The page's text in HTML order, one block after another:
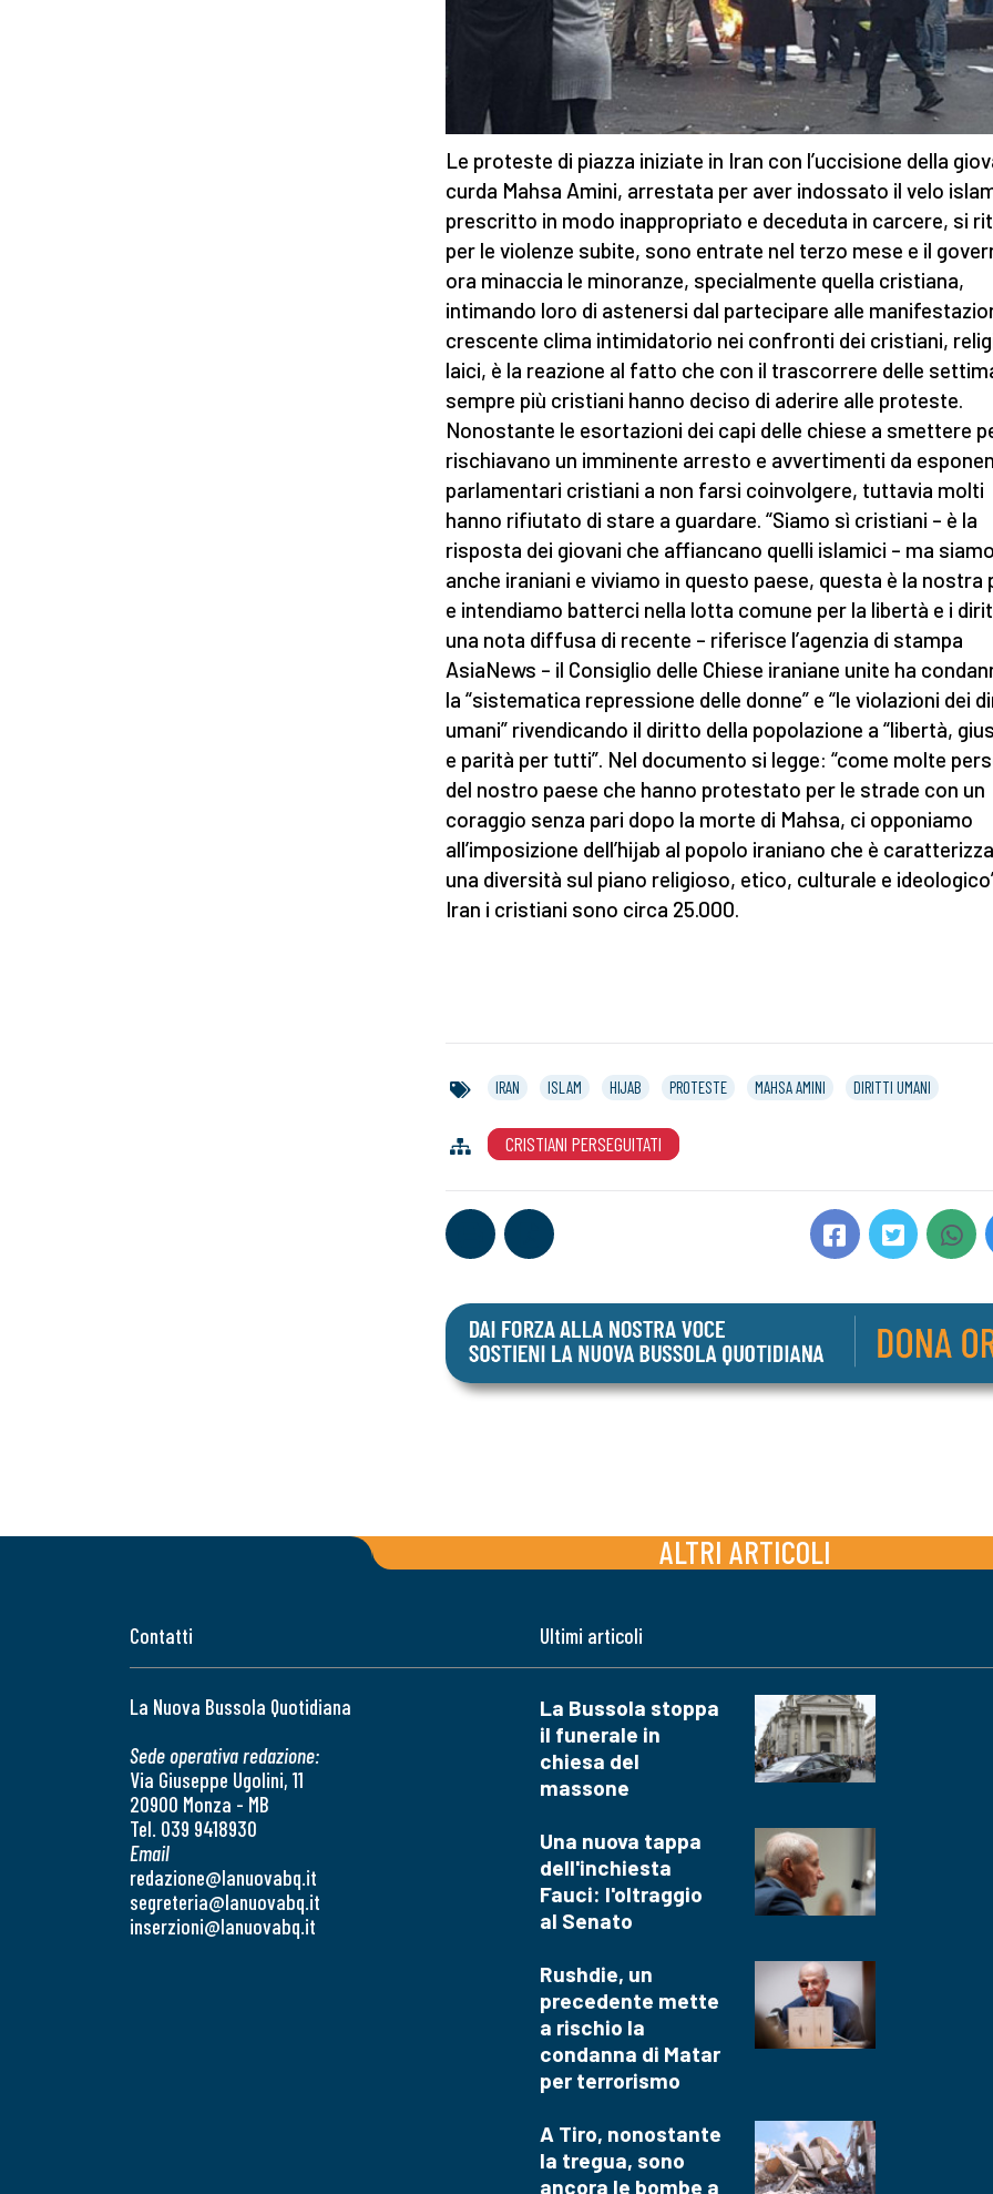
Le proteste di piazza iniziate in Iran con l’uccisione della
curda Mahsa Amini, arrestata per aver indossato il velo
prescritto in modo inappropriato e deceduta in carcere, si
per le violenze subite, sono entrate nel terzo mese e il
ora minaccia le minoranze, specialmente quella cristiana,
intimando loro di astenersi dal partecipare alle
crescente clima intimidatorio nei confronti dei cristiani,
laici, è la reazione al fatto che con il trascorrere delle
sempre più cristiani hanno deciso di aderire alle proteste.
Nonostante le esortazioni dei capi delle chiese a smettere
rischiavano un imminente arresto e avvertimenti da
parlamentari cristiani a non farsi coinvolgere, tuttavia molti
hanno rifiutato di stare a guardare. “Siamo sì cristiani – è la
risposta dei giovani che affiancano quelli islamici – ma siamo
anche iraniani e viviamo in questo paese, questa è la nostra
e intendiamo batterci nella lotta comune per la libertà e i
una nota diffusa di recente – riferisce l’agenzia di stampa
AsiaNews – il Consiglio delle Chiese iraniane unite ha
la “sistematica repressione delle donne” e “le violazioni dei
umani” rivendicando il diritto della popolazione a “libertà,
e parità per tutti”. Nel documento si legge: “come molte
del nostro paese che hanno protestato per le strade con un
coraggio senza pari dopo la morte di Mahsa, ci opponiamo
all’imposizione dell’hijab al popolo iraniano che è
una diversità sul piano religioso, etico, culturale e
Iran i cristiani sono circa 25.000.
IRAN ISLAM HIJAB PROTESTE MAHSA AMINI DIRITTI UMANI
CRISTIANI PERSEGUITATI
ALTRI ARTICOLI
Contatti
La Nuova Bussola Quotidiana
Sede operativa redazione:
Via Giuseppe Ugolini, 11
20900 Monza - MB
Tel. 039 9418930
Email
redazione@lanuovabq.it
segreteria@lanuovabq.it
inserzioni@lanuovabq.it
Ultimi articoli
La Bussola stoppa
il funerale in
chiesa del
massone
Una nuova tappa
dell'inchiesta
Fauci: l'oltraggio
al Senato
Rushdie, un
precedente mette
a rischio la
condanna di Matar
per terrorismo
A Tiro, nonostante
la tregua, sono
ancora le bombe a